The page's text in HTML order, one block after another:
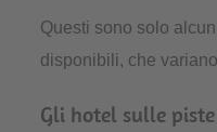
Questi sono solo
disponibili, che
Gli hotel sulle